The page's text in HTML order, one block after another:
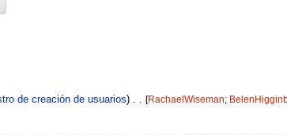
de creación de usuarios) [RachaelWiseman‎;